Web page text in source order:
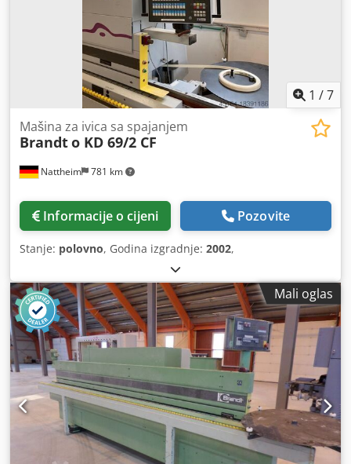
1 /7
Nattheim 781 km
Mašina za ivica sa spajanjem
Brandto KD 69/2 CF
Informacije o cijeni Pozovite
Stanje: polovno, Godina izgradnje: 2002,
Mali oglas